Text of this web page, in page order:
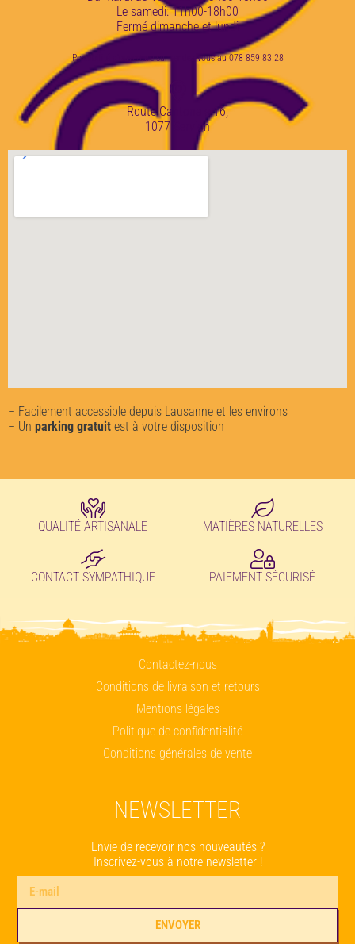
Le samedi: 11h00-18h00
Fermé dimanche et lundi
Possibilité d'ouverture sur rendez-vous au 078 859 83 28
Route Cantonale 16,
1077 Servion
– Facilement accessible depuis Lausanne et les environs
– Un parking gratuit est à votre disposition
QUALITÉ ARTISANALE MATIÈRES NATURELLES
CONTACT SYMPATHIQUE PAIEMENT SÉCURISÉ
Contactez-nous
Conditions de livraison et retours
Mentions légales
Politique de confidentialité
Conditions générales de vente
NEWSLETTER
Envie de recevoir nos nouveautés ?
Inscrivez-vous à notre newsletter !
ENVOYER